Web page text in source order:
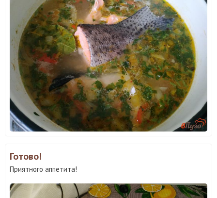
Готово!
Приятного аппетита!